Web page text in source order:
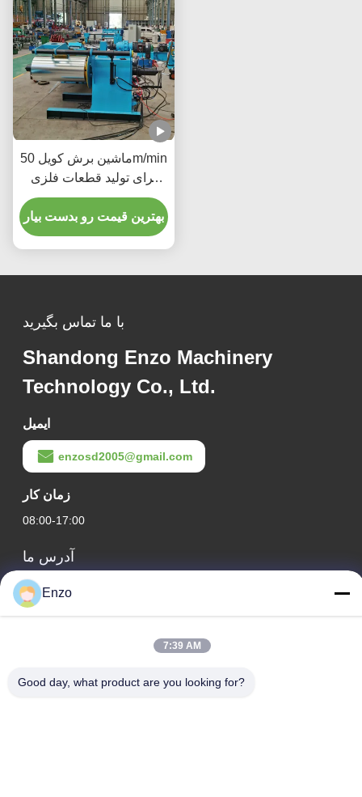
ماشین برش کویل 50m/min
برای تولید قطعات فلزی
دقیق صنعت تولید خودرو
بهترین قیمت رو بدست بیار
با ما تماس بگیرید
Shandong Enzo Machinery
Technology Co., Ltd.
ایمیل
enzosd2005@gmail.com
زمان کار
08:00-17:00
آدرس ما
آدرس شرکت
شماره 599، جاده ژانگبی، شهرستان هوانتای، شهر زیبو، استان شان
شماره ۵۵۳، جاده ژانگبی، شهرستان هوانتای، شهر زیبو، استان
Enzo
7:39 AM
Good day, what product are you looking for?